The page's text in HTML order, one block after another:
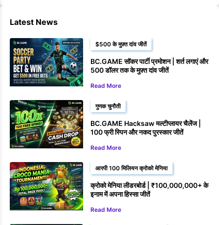
Latest News
$500 के मुफ़्त दांव जीतें
BC.GAME सॉकर पार्टी प्रमोशन | शर्त लगाएं और
500 डॉलर तक के मुफ़्त दांव जीतें
Read More
गुणक चुनौती
BC.GAME Hacksaw मल्टीप्लायर चैलेंज |
100 फ्री स्पिन और नकद पुरस्कार जीतें
Read More
आरपी 100 मिलियन क्रोको मेनिया
क्रोको मेनिया लीडरबोर्ड | ₹100,000,000+ के
इनाम में अपना हिस्सा जीतें
Read More